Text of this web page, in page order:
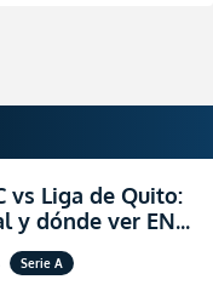
vs Liga de Quito:
y dónde ver EN
22 de la LigaPro
Serie A